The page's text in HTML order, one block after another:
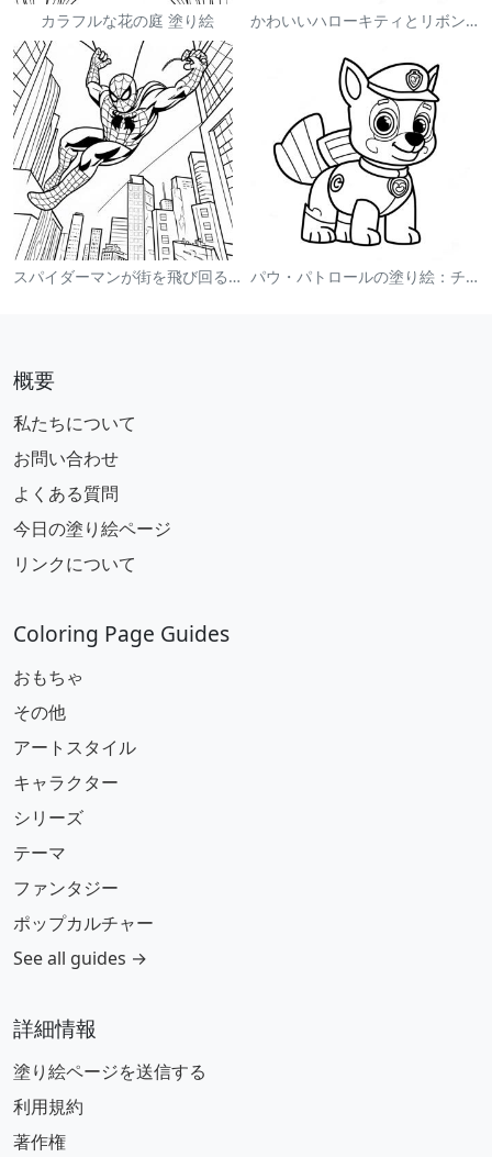
カラフルな花の庭 塗り絵 かわいいハローキティとリボンの塗り絵
スパイダーマンが街を飛び回る塗り絵 パウ・パトロールの塗り絵：チェイス
概要
私たちについて
お問い合わせ
よくある質問
今日の塗り絵ページ
リンクについて
Coloring Page Guides
おもちゃ
その他
アートスタイル
キャラクター
シリーズ
テーマ
ファンタジー
ポップカルチャー
See all guides →
詳細情報
塗り絵ページを送信する
利用規約
著作権